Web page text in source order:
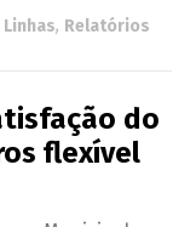
Linhas, Relatórios
do
flexível